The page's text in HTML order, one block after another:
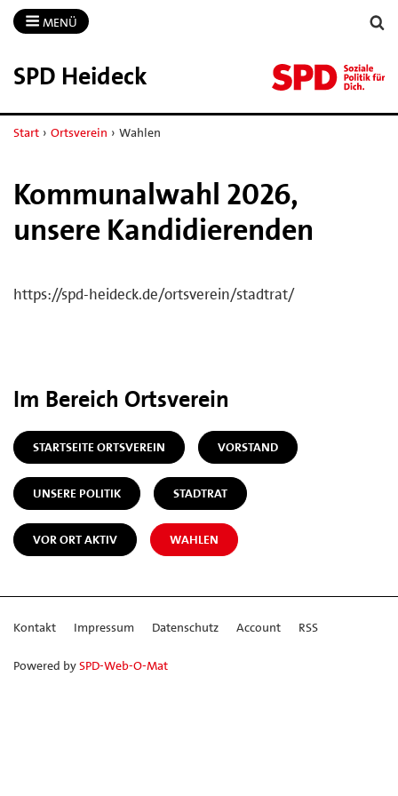
MENÜ
SPD Heideck
Start › Ortsverein › Wahlen
Kommunalwahl 2026,
unsere Kandidierenden
https://spd-heideck.de/ortsverein/stadtrat/
Im Bereich Ortsverein
STARTSEITE ORTSVEREIN VORSTAND
UNSERE POLITIK STADTRAT
VOR ORT AKTIV WAHLEN
Kontakt Impressum Datenschutz Account RSS
Powered bySPD-Web-O-Mat